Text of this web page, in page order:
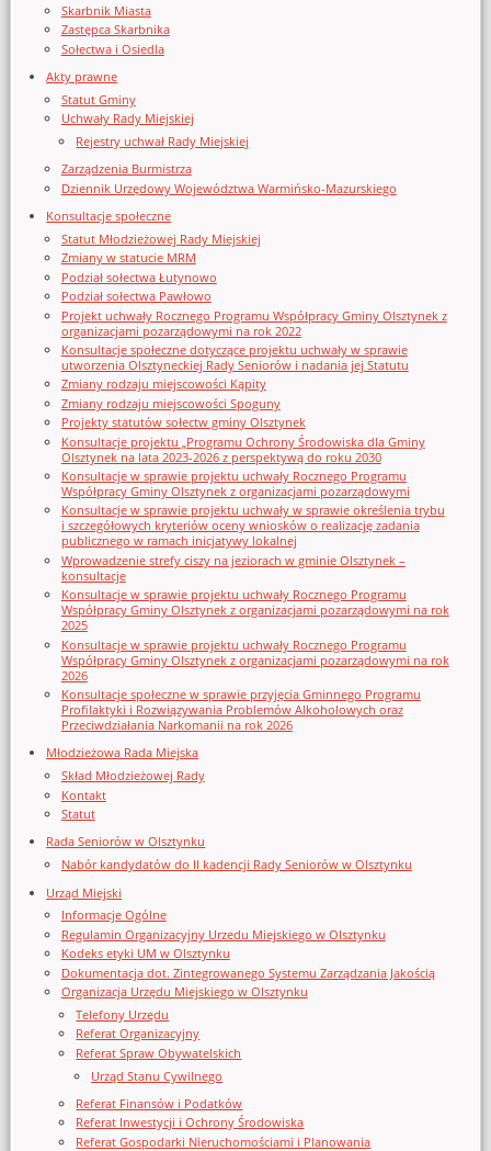
Skarbnik Miasta
Zastępca Skarbnika
Sołectwa i Osiedla
Akty prawne
Statut Gminy
Uchwały Rady Miejskiej
Rejestry uchwał Rady Miejskiej
Zarządzenia Burmistrza
Dziennik Urzędowy Województwa Warmińsko-Mazurskiego
Konsultacje społeczne
Statut Młodzieżowej Rady Miejskiej
Zmiany w statucie MRM
Podział sołectwa Łutynowo
Podział sołectwa Pawłowo
Projekt uchwały Rocznego Programu Współpracy Gminy Olsztynek z
organizacjami pozarządowymi na rok 2022
Konsultacje społeczne dotyczące projektu uchwały w sprawie
utworzenia Olsztyneckiej Rady Seniorów i nadania jej Statutu
Zmiany rodzaju miejscowości Kąpity
Zmiany rodzaju miejscowości Spoguny
Projekty statutów sołectw gminy Olsztynek
Konsultacje projektu „Programu Ochrony Środowiska dla Gminy
Olsztynek na lata 2023-2026 z perspektywą do roku 2030
Konsultacje w sprawie projektu uchwały Rocznego Programu
Współpracy Gminy Olsztynek z organizacjami pozarządowymi
Konsultacje w sprawie projektu uchwały w sprawie określenia trybu
i szczegółowych kryteriów oceny wniosków o realizację zadania
publicznego w ramach inicjatywy lokalnej
Wprowadzenie strefy ciszy na jeziorach w gminie Olsztynek –
konsultacje
Konsultacje w sprawie projektu uchwały Rocznego Programu
Współpracy Gminy Olsztynek z organizacjami pozarządowymi na rok
2025
Konsultacje w sprawie projektu uchwały Rocznego Programu
Współpracy Gminy Olsztynek z organizacjami pozarządowymi na rok
2026
Konsultacje społeczne w sprawie przyjęcia Gminnego Programu
Profilaktyki i Rozwiązywania Problemów Alkoholowych oraz
Przeciwdziałania Narkomanii na rok 2026
Młodzieżowa Rada Miejska
Skład Młodzieżowej Rady
Kontakt
Statut
Rada Seniorów w Olsztynku
Nabór kandydatów do II kadencji Rady Seniorów w Olsztynku
Urząd Miejski
Informacje Ogólne
Regulamin Organizacyjny Urzedu Miejskiego w Olsztynku
Kodeks etyki UM w Olsztynku
Dokumentacja dot. Zintegrowanego Systemu Zarządzania Jakością
Organizacja Urzędu Miejskiego w Olsztynku
Telefony Urzędu
Referat Organizacyjny
Referat Spraw Obywatelskich
Urząd Stanu Cywilnego
Referat Finansów i Podatków
Referat Inwestycji i Ochrony Środowiska
Referat Gospodarki Nieruchomościami i Planowania